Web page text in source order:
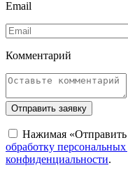
Email
Комментарий
Отправить заявку
Нажимая «Отправить
обработку
конфиденциальности.